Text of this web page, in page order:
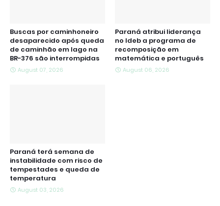
Buscas por caminhoneiro
desaparecido após queda
de caminhão em lago na
BR-376 são interrompidas
August 07, 2026
Paraná atribui liderança
no Ideb a programa de
recomposição em
matemática e português
August 06, 2026
Paraná terá semana de
instabilidade com risco de
tempestades e queda de
temperatura
August 03, 2026